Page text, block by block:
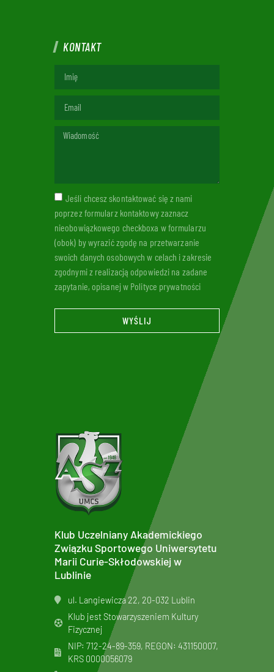
KONTAKT
Jeśli chcesz skontaktować się z nami
poprzez formularz kontaktowy zaznacz
nieobowiązkowego checkboxa w formularzu
(obok) by wyrazić zgodę na przetwarzanie
swoich danych osobowych w celach i zakresie
zgodnymi z realizacją odpowiedzi na zadane
zapytanie, opisanej w Polityce prywatności
WYŚLIJ
Klub Uczelniany Akademickiego
Związku Sportowego Uniwersytetu
Marii Curie-Skłodowskiej w
Lublinie
ul. Langiewicza 22, 20-032 Lublin
Klub jest Stowarzyszeniem Kultury
Fizycznej
NIP: 712-24-89-359, REGON: 431150007,
KRS 0000056079